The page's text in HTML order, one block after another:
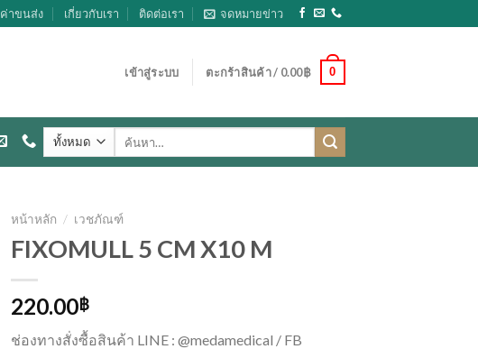
ค่าขนส่ง เกี่ยวกับเรา ติดต่อเรา จดหมายข่าว
เข้าสู่ระบบ ตะกร้าสินค้า / 0.00฿ 0
ค้นหา:
หน้าหลัก / เวชภัณฑ์
FIXOMULL 5 CM X10 M
220.00฿
ช่องทางสั่งซื้อสินค้า LINE : @medamedical / FB